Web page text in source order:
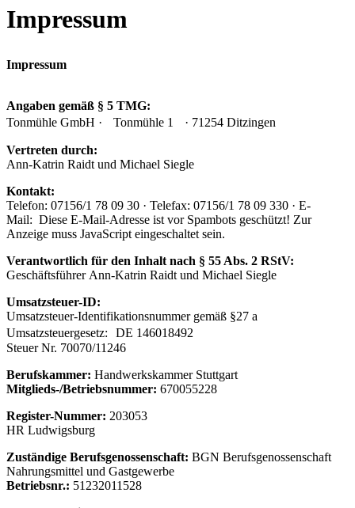
Impressum
Impressum
Angaben gemäß § 5 TMG:
Tonmühle GmbH · Tonmühle 1 · 71254 Ditzingen
Vertreten durch:
Ann-Katrin Raidt und Michael Siegle
Kontakt:
Telefon: 07156/1 78 09 30 · Telefax: 07156/1 78 09 330 · E-
Mail: Diese E-Mail-Adresse ist vor Spambots geschützt! Zur
Anzeige muss JavaScript eingeschaltet sein.
Verantwortlich für den Inhalt nach § 55 Abs. 2 RStV:
Geschäftsführer Ann-Katrin Raidt und Michael Siegle
Umsatzsteuer-ID:
Umsatzsteuer-Identifikationsnummer gemäß §27 a
Umsatzsteuergesetz: DE 146018492
Steuer Nr. 70070/11246
Berufskammer: Handwerkskammer Stuttgart
Mitglieds-/Betriebsnummer: 670055228
Register-Nummer: 203053
HR Ludwigsburg
Zuständige Berufsgenossenschaft: BGN Berufsgenossenschaft
Nahrungsmittel und Gastgewerbe
Betriebsnr.: 51232011528